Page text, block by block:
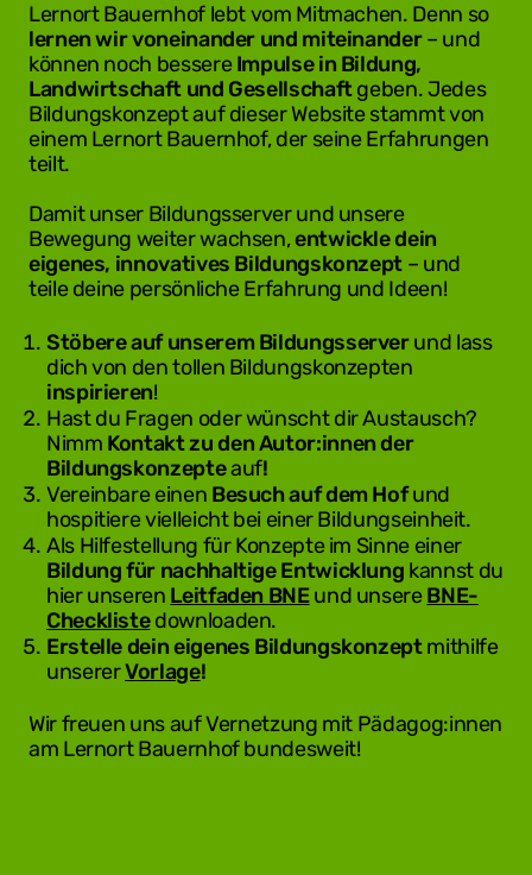
Lernort Bauernhof lebt vom Mitmachen. Denn so
lernen wir voneinander und miteinander– und
können noch bessereImpulse in Bildung,
Landwirtschaft und Gesellschaftgeben. Jedes
Bildungskonzept auf dieser Website stammt von
einem Lernort Bauernhof, der seine Erfahrungen
teilt.
Damit unser Bildungsserver und unsere
Bewegung weiter wachsen,entwickle dein
eigenes, innovatives Bildungskonzept – und
teile deine persönliche Erfahrung und Ideen!
Stöbereauf unserem Bildungsserverund lass
dich von den tollen Bildungskonzepten
inspirieren!
Hast du Fragen oder wünscht dir Austausch?
Nimm Kontakt zu den Autor:innen der
Bildungskonzepteauf!
Vereinbare einen Besuch auf dem Hofund
hospitiere vielleicht bei einer Bildungseinheit.
Als Hilfestellung für Konzepte im Sinne einer
Bildung für nachhaltige Entwicklung kannst du
hier unseren Leitfaden BNEund unsereBNE-
Checklistedownloaden.
Erstelle dein eigenes Bildungskonzeptmithilfe
unsererVorlage!
Wir freuen uns auf Vernetzung mit Pädagog:innen
am Lernort Bauernhof bundesweit!